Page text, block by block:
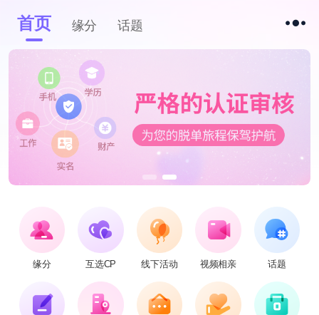
首页 缘分 话题
缘分 互选CP 线下活动 视频相亲 话题